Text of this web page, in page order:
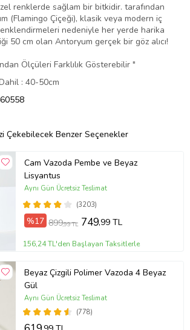
renklerde sağlam bir bitkidir. tarafından
(Flamingo Çiçeği), klasik veya modern iç
nedeniyle her yerde harika
50 cm olan Antoryum gerçek bir göz alıcı!
Ölçüleri Farklılık Gösterebilir "
: 40-50cm
Çekebilecek Benzer Seçenekler
Cam Vazoda Pembe ve Beyaz
Lisyantus
(3203)
Aynı Gün Ücretsiz Teslimat
%17 899,99 TL 749,99 TL
156,24 TL'den Başlayan Taksitlerle
Beyaz Çizgili Polimer Vazoda 4 Beyaz
Gül
(778)
Aynı Gün Ücretsiz Teslimat